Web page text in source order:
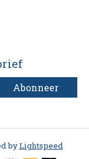
Abonneer
byLightspeed